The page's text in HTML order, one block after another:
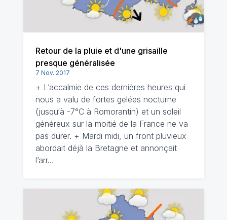
Retour de la pluie et d'une grisaille
presque généralisée
7 Nov. 2017
+ L’accalmie de ces dernières heures qui
nous a valu de fortes gelées nocturne
(jusqu‘à -7°C à Romorantin) et un soleil
généreux sur la moitié de la France ne va
pas durer. + Mardi midi, un front pluvieux
abordait déjà la Bretagne et annonçait
l’arr…